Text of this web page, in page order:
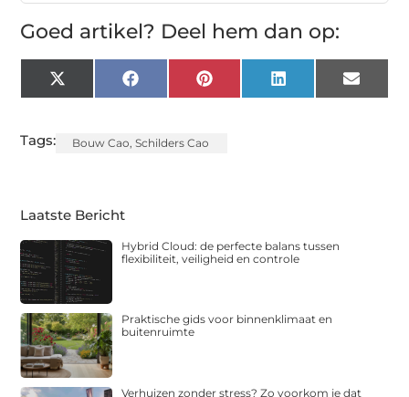
Goed artikel? Deel hem dan op:
X
(Twitter)
FacebookPinterest LinkedIn Email
Tags: Bouw Cao ,Schilders Cao
Laatste Bericht
Hybrid Cloud: de perfecte balans tussen
flexibiliteit, veiligheid en controle
Praktische gids voor binnenklimaat en
buitenruimte
Verhuizen zonder stress? Zo voorkom je dat